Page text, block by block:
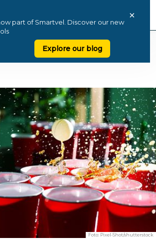
part of Smartvel. Discover our new
Explore our blog
×
Foto: Pixel-Shot/shutterstock